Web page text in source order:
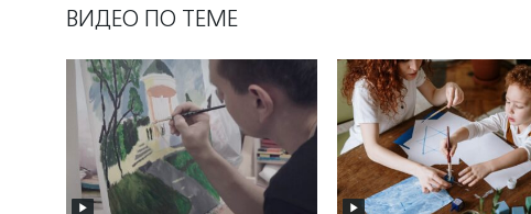
ВИДЕО ПО ТЕМЕ